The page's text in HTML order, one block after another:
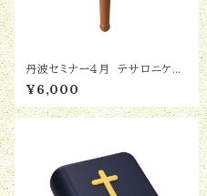
丹波セミナー４月 テサロニケ後
書
¥6,000